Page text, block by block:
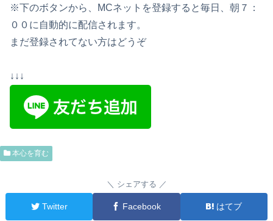
※下のボタンから、MCネットを登録すると毎日、朝７：
００に自動的に配信されます。
まだ登録されてない方はどうぞ
↓↓↓
本心を育む
シェアする
Twitter Facebook はてブ